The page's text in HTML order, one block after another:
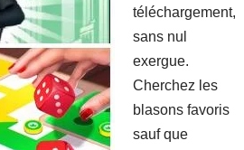
téléchargement,
sans nul
exergue.
Cherchez les
blasons favoris
sauf que